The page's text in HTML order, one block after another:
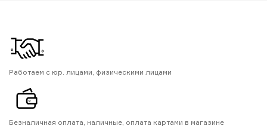
Работаем с юр. лицами, физическими лицами
Безналичная оплата, наличные, оплата картами в магазине